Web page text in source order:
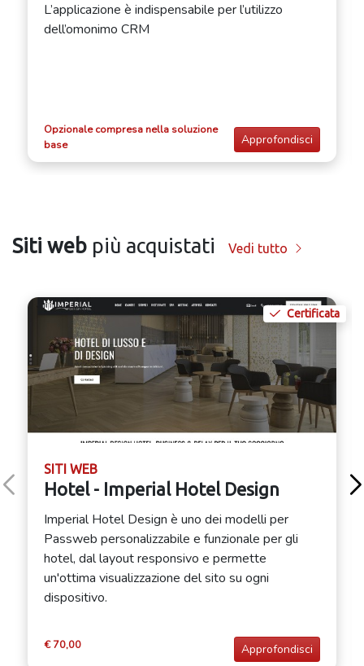
L’applicazione è indispensabile per l’utilizzo
dell’omonimo CRM
Opzionale compresa nella soluzione
base
Approfondisci
Siti web più acquistati Vedi tutto
Certificata
SITI WEB
Hotel - Imperial Hotel Design
Imperial Hotel Design è uno dei modelli per
Passweb personalizzabile e funzionale per gli
hotel, dal layout responsivo e permette
un'ottima visualizzazione del sito su ogni
dispositivo.
€ 70,00 Approfondisci